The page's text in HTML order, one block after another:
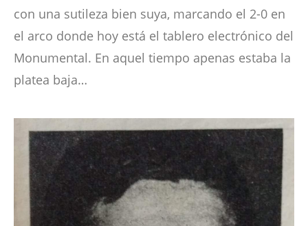
con una sutileza bien suya, marcando el 2-0 en
el arco donde hoy está el tablero electrónico del
Monumental. En aquel tiempo apenas estaba la
platea baja…